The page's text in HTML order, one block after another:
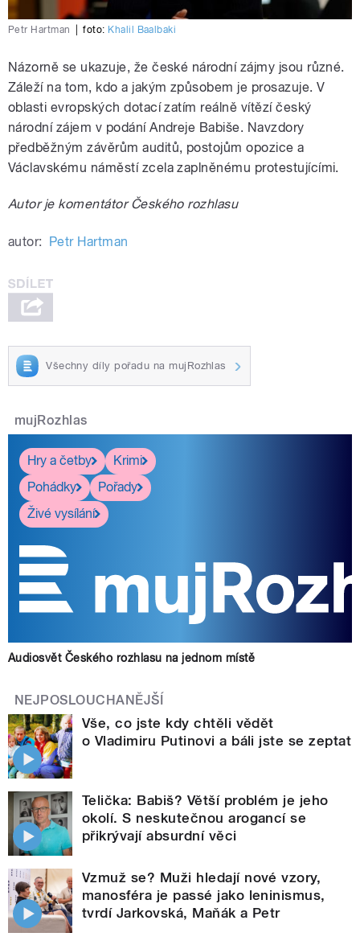
Petr Hartman foto: Khalil Baalbaki
Názorně se ukazuje, že české národní zájmy jsou různé.
Záleží na tom, kdo a jakým způsobem je prosazuje. V
oblasti evropských dotací zatím reálně vítězí český
národní zájem v podání Andreje Babiše. Navzdory
předběžným závěrům auditů, postojům opozice a
Václavskému náměstí zcela zaplněnému protestujícími.
Autor je komentátor Českého rozhlasu
autor: Petr Hartman
Všechny díly pořadu na mujRozhlas
mujRozhlas
Hry a četby
Krimi
Pohádky
Pořady
Živé vysílání
Audiosvět Českého rozhlasu na jednom místě
NEJPOSLOUCHANĚJŠÍ
Vše, co jste kdy chtěli vědět
o Vladimiru Putinovi a báli jste se zeptat
Telička: Babiš? Větší problém je jeho
okolí. S neskutečnou arogancí se
přikrývají absurdní věci
Vzmuž se? Muži hledají nové vzory,
manosféra je passé jako leninismus,
tvrdí Jarkovská, Maňák a Petr